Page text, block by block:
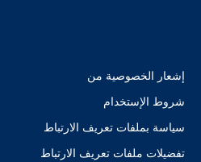
إشعار الخصوصية من
شروط الإستخدام
سياسة بملفات تعريف الارتباط
تفضيلات ملفات تعريف الارتباط